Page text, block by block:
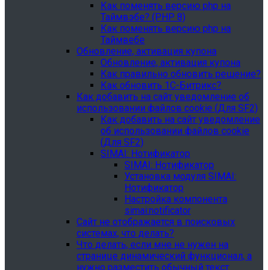
Как поменять версию php на
Таймвэбе? (PHP 8)
Как поменять версию php на
Таймвебе
Обновление, активация купона
Обновление, активация купона
Как правильно обновить решение?
Как обновить 1С-Битрикс?
Как добавить на сайт уведомление об
использовании файлов cookie (Для SF2)
Как добавить на сайт уведомление
об использовании файлов cookie
(Для SF2)
SIMAI: Нотификатор
SIMAI: Нотификатор
Установка модуля SIMAI:
Нотификатор
Настройка компонента
simai:notificator
Сайт не отображается в поисковых
системах, что делать?
Что делать, если мне не нужен на
странице динамический функционал, а
нужно разместить обычный текст